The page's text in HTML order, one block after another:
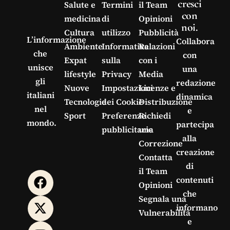
L’informazione
che
unisce
gli
italiani
nel
mondo.
Salute e
medicina
Cultura
Ambiente
Expat
lifestyle
Nuove
Tecnologie
Sport
Termini
di
utilizzo
Informativa
sulla
Privacy
Impostazioni
dei Cookie
Preferenze
pubblicitarie
il Team
Opinioni
Pubblicità
Relazioni
con i
Media
Licenze e
Distribuzione
Richiedi
una
Correzione
Contatta
il Team
Opinioni
Segnala una
Vulnerabilità
cresci
con
noi.
Collabora
con
una
redazione
dinamica
e
partecipa
alla
creazione
di
contenuti
che
informano
e